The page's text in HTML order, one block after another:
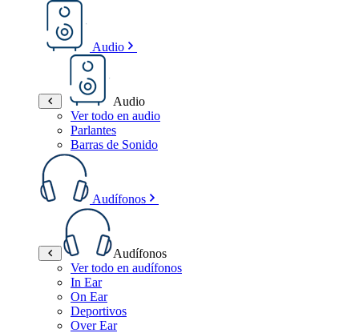
Audio
Audio
Ver todo en audio
Parlantes
Barras de Sonido
Audífonos
Audífonos
Ver todo en audífonos
In Ear
On Ear
Deportivos
Over Ear